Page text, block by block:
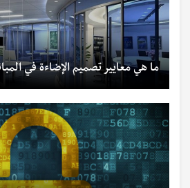
ما هي معايير تصميم الإضاءة في